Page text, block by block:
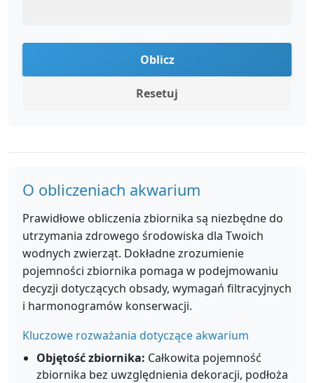
Oblicz
Resetuj
O obliczeniach akwarium
Prawidłowe obliczenia zbiornika są niezbędne do
utrzymania zdrowego środowiska dla Twoich
wodnych zwierząt. Dokładne zrozumienie
pojemności zbiornika pomaga w podejmowaniu
decyzji dotyczących obsady, wymagań filtracyjnych
i harmonogramów konserwacji.
Kluczowe rozważania dotyczące akwarium
Objętość zbiornika: Całkowita pojemność
zbiornika bez uwzględnienia dekoracji, podłoża